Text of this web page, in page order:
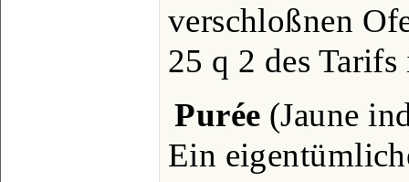
verschloßnen
25 q 2 des
Purée (Jaune
Ein